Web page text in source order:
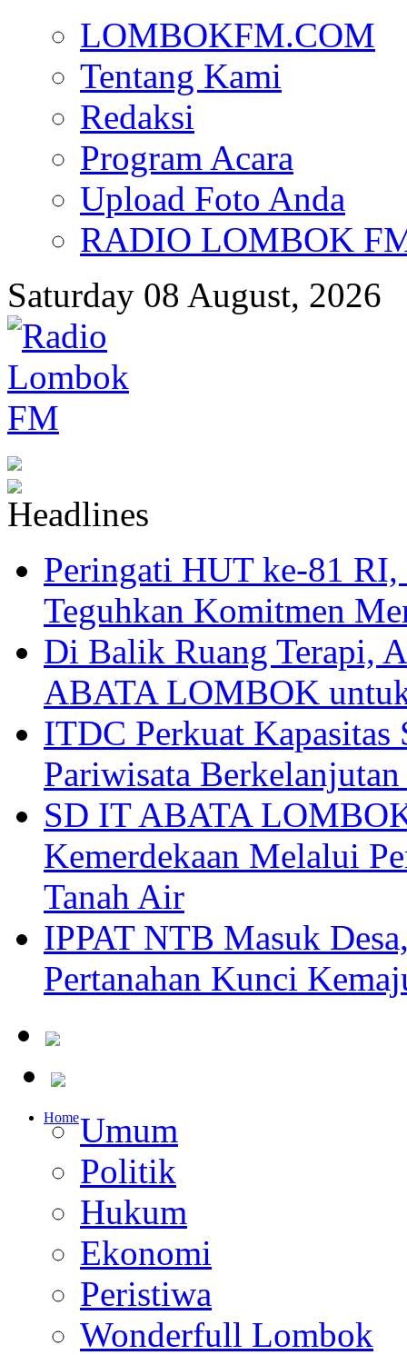
LOMBOKFM.COM
Tentang Kami
Redaksi
Program Acara
Upload Foto Anda
RADIO LOMBOK
Saturday 08 August, 2026
Peringati HUT ke-81
Teguhkan Komitmen
Di Balik Ruang Terapi,
ABATA LOMBOK
ITDC Perkuat
Pariwisata
SD IT ABATA
Kemerdekaan Melalui
Tanah Air
IPPAT NTB Masuk
Pertanahan Kunci
HomeUmum
Politik
Hukum
Ekonomi
Peristiwa
Wonderfull Lombok